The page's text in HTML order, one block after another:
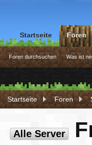
Startseite Foren
Alle Server
Startseite Foren
Foren durchsuchen Was ist